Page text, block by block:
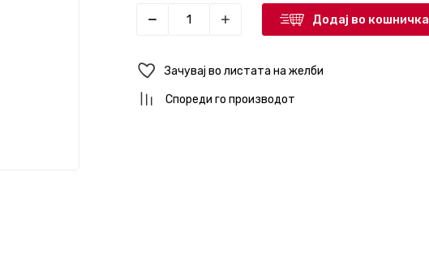
Додај во кошничка
Зачувај во листата на желби
Спореди го производот